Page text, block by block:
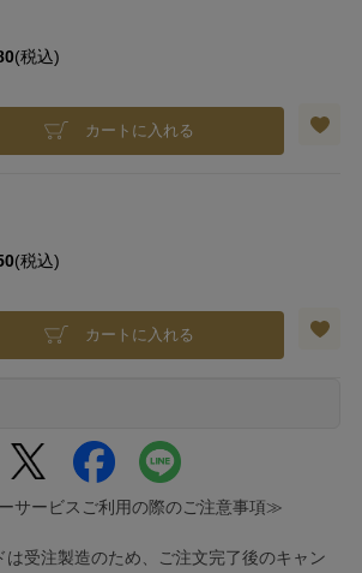
(税込)
カートに入れる
(税込)
カートに入れる
サービスご利用の際のご注意事項≫
は受注製造のため、ご注文完了後のキャン